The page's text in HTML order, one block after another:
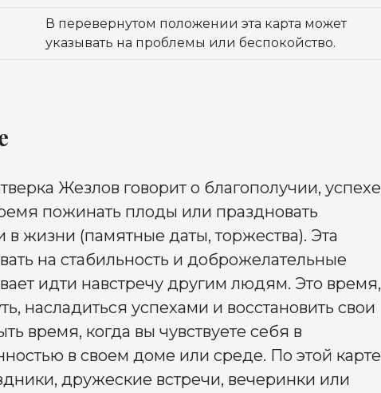
В перевернутом положении эта карта может
указывать на проблемы или беспокойство.
Жезлов говорит о благополучии, успехе
пожинать плоды или праздновать
жизни (памятные даты, торжества). Эта
на стабильность и доброжелательные
идти навстречу другим людям. Это время,
насладиться успехами и восстановить свои
время, когда вы чувствуете себя в
в своем доме или среде. По этой карте
дружеские встречи, вечеринки или